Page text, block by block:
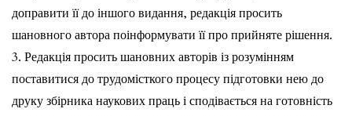
доправити її до іншого видання, редакція просить
шановного автора поінформувати її про прийняте рішення.
3. Редакція просить шановних авторів із розумінням
поставитися до трудомісткого процесу підготовки нею до
друку збірника наукових праць і сподівається на готовність